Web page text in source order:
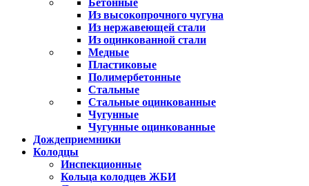
Бетонные
Из высокопрочного чугуна
Из нержавеющей стали
Из оцинкованной стали
Медные
Пластиковые
Полимербетонные
Стальные
Стальные оцинкованные
Чугунные
Чугунные оцинкованные
Дождеприемники
Колодцы
Инспекционные
Кольца колодцев ЖБИ